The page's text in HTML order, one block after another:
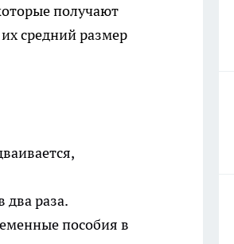
получают
средний размер
раза.
пособия в